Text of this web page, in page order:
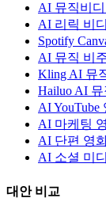
AI 뮤직비디
AI 리릭 비
Spotify
AI 뮤직 비
Kling AI 뮤
Hailuo AI 뮤
AI YouTube
AI 마케팅
AI 단편 영
AI 소셜 미
대안 비교